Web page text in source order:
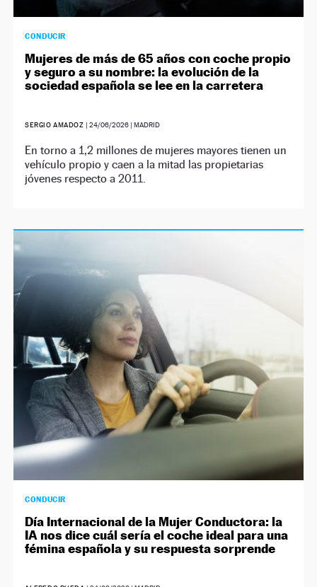
CONDUCIR
Mujeres de más de 65 años con coche propio
y seguro a su nombre: la evolución de la
sociedad española se lee en la carretera
SERGIO AMADOZ | 24/06/2026| MADRID
En torno a 1,2 millones de mujeres mayores tienen un
vehículo propio y caen a la mitad las propietarias
jóvenes respecto a 2011.
CONDUCIR
Día Internacional de la Mujer Conductora: la
IA nos dice cuál sería el coche ideal para una
fémina española y su respuesta sorprende